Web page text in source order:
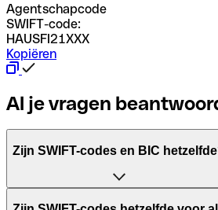
Agentschapcode
SWIFT-code:
HAUSFI21XXX
Kopiëren
Al je vragen
Zijn SWIFT-codes en BIC